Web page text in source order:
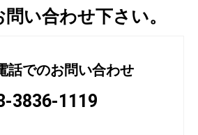
い合わせ下さい。
話でのお問い合わせ
3836-1119